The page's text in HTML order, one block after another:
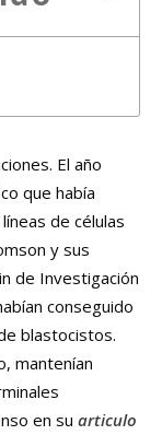
El año
que había
de células
y sus
de Investigación
conseguido
blastocistos.
mantenían
en su articulo